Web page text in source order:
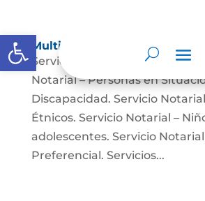
Abrir barra de herramientas
Multimedia
Servicio Notarial – Fuerzas
Notarial – Personas en
Discapacidad. Servicio
Étnicos. Servicio Notarial –
adolescentes. Servicio
Preferencial. Servicios...